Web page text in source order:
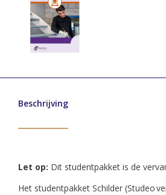
Beschrijving
Let op: Dit studentpakket is de
Het studentpakket Schilder (Studeo